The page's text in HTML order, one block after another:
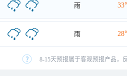
雨
雨
8-15天预报属于客观预报产品，